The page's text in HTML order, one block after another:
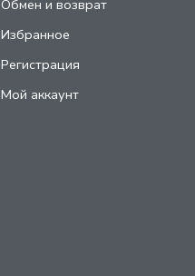
Обмен и возврат
Избранное
Регистрация
Мой аккаунт